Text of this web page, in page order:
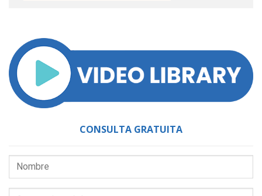
CONSULTA GRATUITA